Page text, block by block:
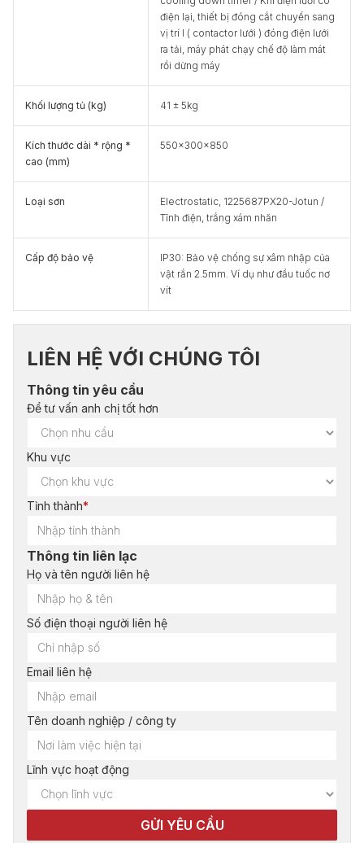
điện lại, thiết bị đóng cắt chuyển sang
vị trí I ( contactor lưới ) đóng điện lưới
ra tải, máy phát chạy chế độ làm mát
rồi dừng máy
Khối lượng tủ (kg) 41 ± 5kg
Kích thước dài * rộng *
cao (mm)
550x300x850
Loại sơn
Electrostatic, 1225687PX20-Jotun /
Tĩnh điện, trắng xám nhăn
Cấp độ bảo vệ
IP30: Bảo vệ chống sự xâm nhập của
vật rắn 2.5mm. Ví dụ như đầu tuốc nơ
vít
LIÊN HỆ VỚI CHÚNG TÔI
Thông tin yêu cầu
Để tư vấn anh chị tốt hơn
Khu vực
Tỉnh thành*
Thông tin liên lạc
Họ và tên người liên hệ
Số điện thoại người liên hệ
Email liên hệ
Tên doanh nghiệp / công ty
Lĩnh vực hoạt động